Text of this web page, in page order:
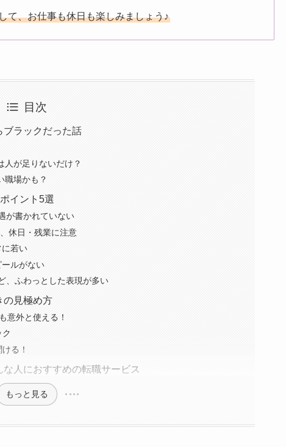
て、お仕事も休日も楽しみましょう♪
目次
ブラックだった話
人が足りないだけ？
職場かも？
イント5選
が書かれていない
休日・残業に注意
若い
ルがない
、ふわっとした表現が多い
の見極め方
意外と使える！
る！
人におすすめの転職サービス
もっと見る